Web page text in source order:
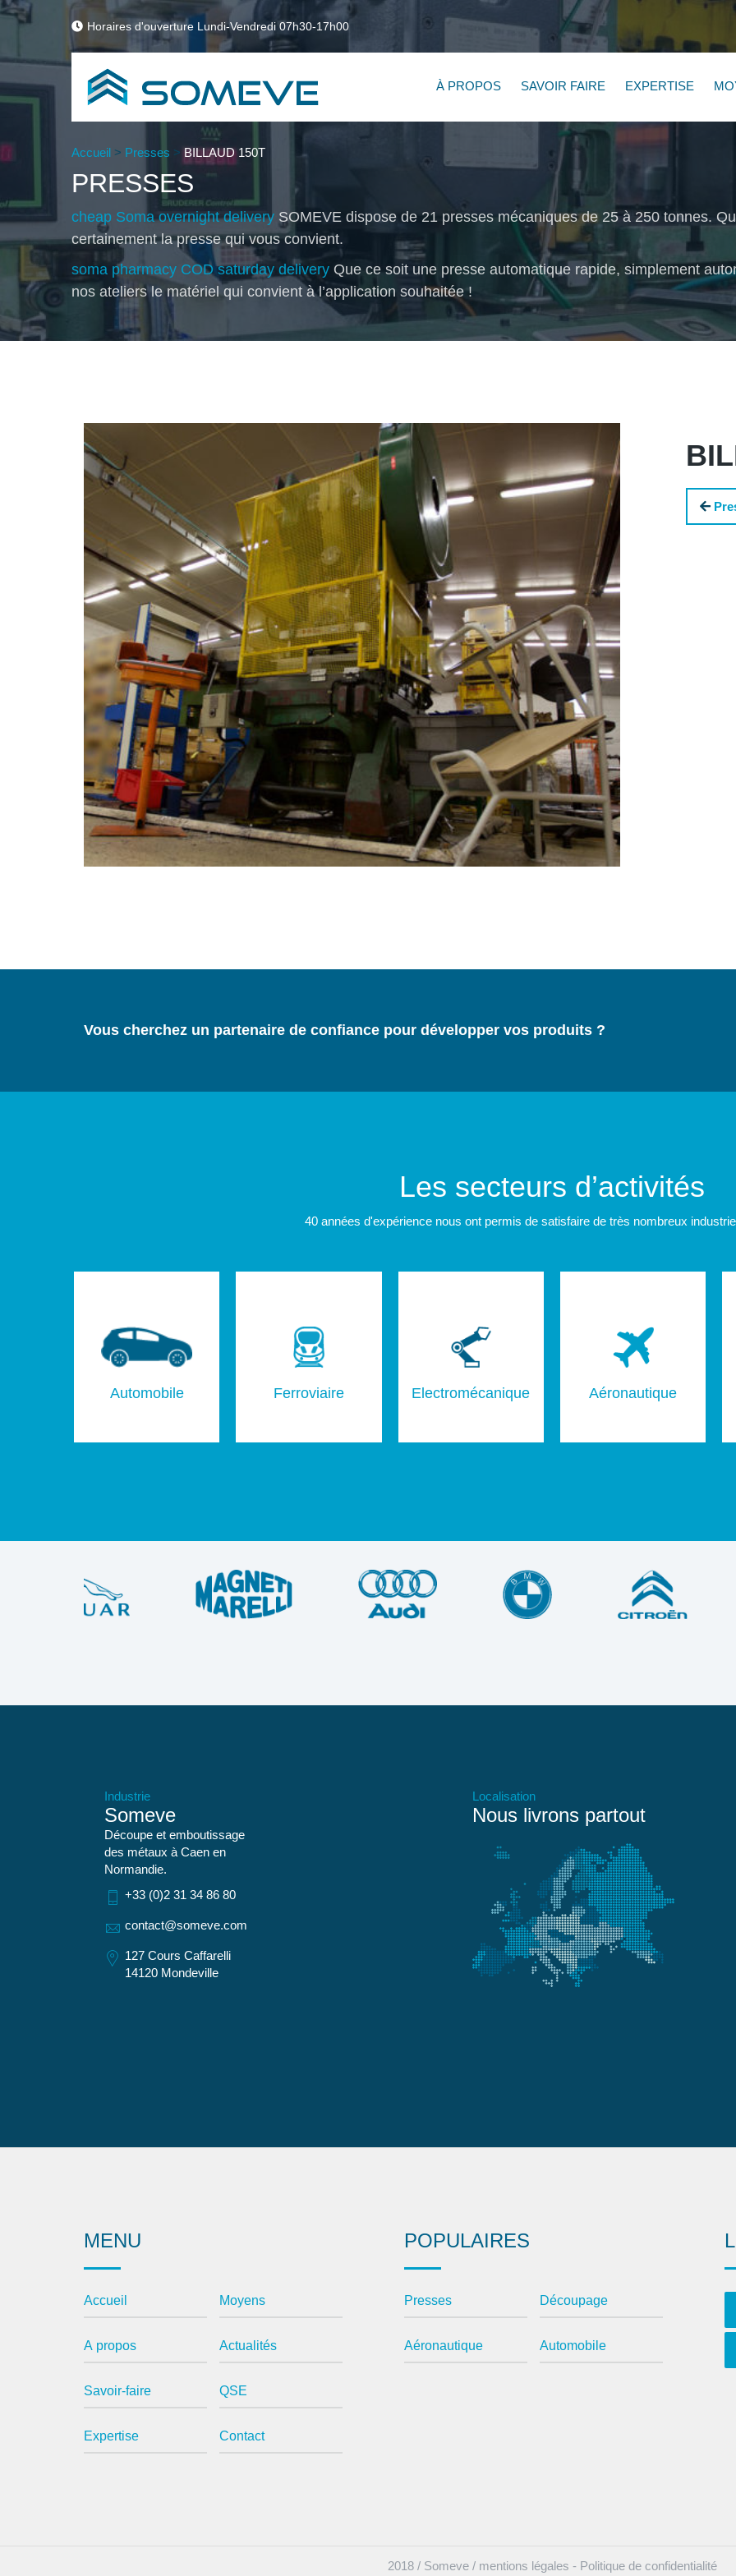
Horaires d'ouverture Lundi-Vendredi 07h30-17h00
À PROPOS SAVOIR FAIRE EXPERTISE
Accueil > Presses > BILLAUD 150T
PRESSES
cheap Soma overnight delivery SOMEVE dispose de 21 presses mécaniques de 25 à 250 tonnes.
certainement la presse qui vous convient.
soma pharmacy COD saturday delivery Que ce soit une presse automatique rapide, simplement
nos ateliers le matériel qui convient à l’application souhaitée !
Vous cherchez un partenaire de confiance pour développer vos produits ?
Les secteurs d’activités
40 années d'expérience nous ont permis de satisfaire de très nombreux
Automobile Ferroviaire Electromécanique Aéronautique
Industrie
Someve
Découpe et emboutissage
des métaux à Caen en
Normandie.
+33 (0)2 31 34 86 80
contact@someve.com
127 Cours Caffarelli
14120 Mondeville
Localisation
Nous livrons partout
MENU
Accueil
A propos
Savoir-faire
Expertise
Moyens
Actualités
QSE
Contact
POPULAIRES
Presses
Aéronautique
Découpage
Automobile
2018 / Someve / mentions légales - Politique de confidentialité